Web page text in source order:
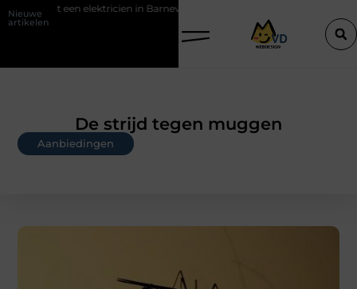
Nieuwe
artikelen
in Barneveld De Perfecte Gids voor Vloerbedekking in
De strijd tegen muggen
Aanbiedingen